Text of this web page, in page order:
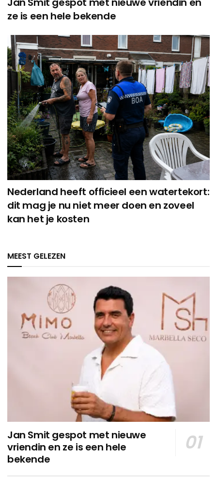
ze is een hele bekende
Nederland heeft officieel een watertekort:
dit mag je nu niet meer doen en zoveel
kan het je kosten
MEEST GELEZEN
Jan Smit gespot met nieuwe
vriendin en ze is een hele
bekende